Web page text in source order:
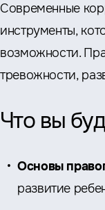
Современные
инструменты,
возможности.
тревожности,
Что вы
Основы
развитие